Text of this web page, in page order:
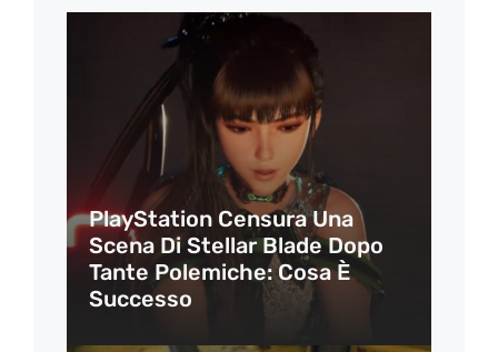
PlayStation Censura Una
Scena Di Stellar Blade Dopo
Tante Polemiche: Cosa È
Successo